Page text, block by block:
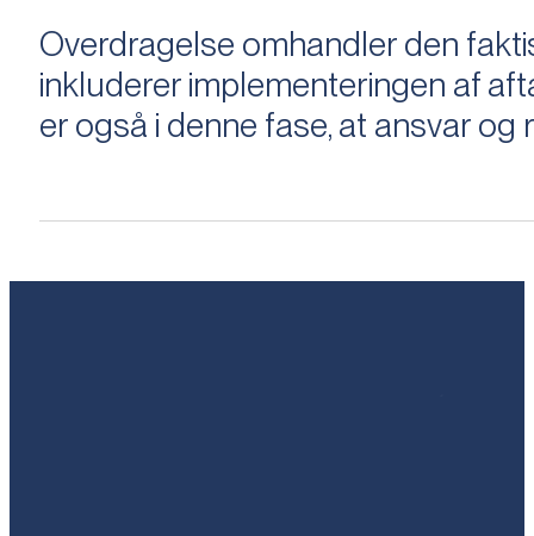
Overdragelse omhandler den
inkluderer implementeringen af
er også i denne fase, at ansvar